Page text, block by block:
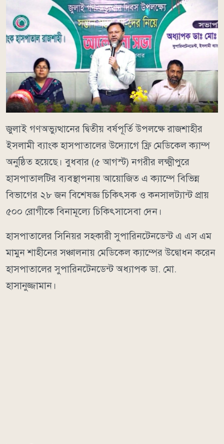
জুলাই গণঅভ্যুত্থানের দ্বিতীয় বর্ষপূর্তি উপলক্ষে রাজশাহীর
ইসলামী ব্যাংক হাসপাতালের উদ্যোগে ফ্রি মেডিকেল ক্যাম্প
অনুষ্ঠিত হয়েছে। বুধবার (৫ আগস্ট) নগরীর লক্ষ্মীপুরে
হাসপাতালটির ব্যবস্থাপনায় আয়োজিত এ ক্যাম্পে বিভিন্ন
বিভাগের ২৮ জন বিশেষজ্ঞ চিকিৎসক ও কনসালট্যান্ট প্রায়
৫০০ রোগীকে বিনামূল্যে চিকিৎসাসেবা দেন।
হাসপাতালের সিনিয়র সহকারী সুপারিনটেনডেন্ট এ এস এম
মামুন শাহীনের সঞ্চালনায় মেডিকেল ক্যাম্পের উদ্বোধন করেন
হাসপাতালের সুপারিনটেনডেন্ট অধ্যাপক ডা. মো.
হাসানুজ্জামান।